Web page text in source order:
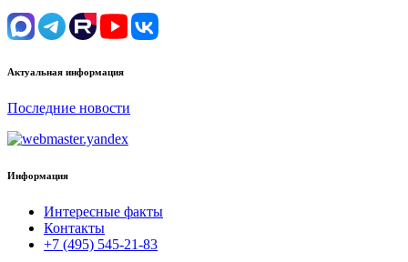
Актуальная информация
Последние новости
Информация
Интересные факты
Контакты
+7 (495) 545-21-83